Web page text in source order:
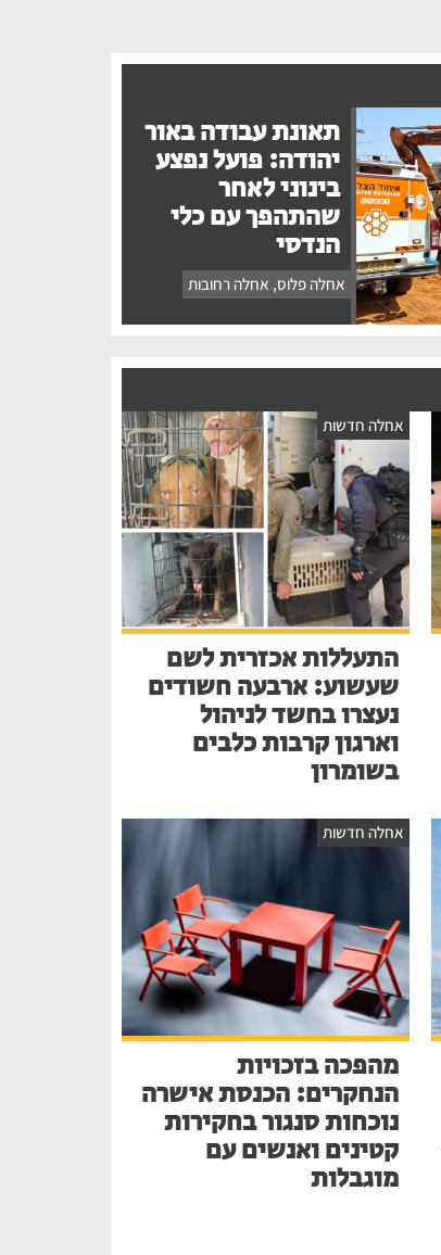
תאונת עבודה באור
יהודה: פועל נפצע
בינוני לאחר
שהתהפך עם כלי
הנדסי
אחלה פלוס, אחלה רחובות
אחלה חדשות
התעללות אכזרית לשם
שעשוע: ארבעה חשודים
נעצרו בחשד לניהול
וארגון קרבות כלבים
בשומרון
אחלה חדשות
מהפכה בזכויות
הנחקרים: הכנסת אישרה
נוכחות סנגור בחקירות
קטינים ואנשים עם
מוגבלות